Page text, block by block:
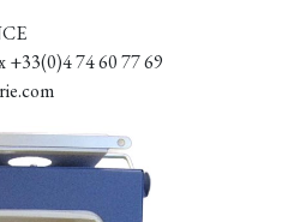
+33(0)4 74 60 77 69